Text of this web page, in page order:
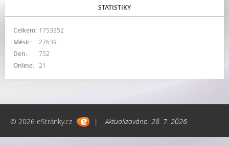
STATISTIKY
Online: 21
Celkem: 1753352
Měsíc:
27639
Den:
752
© 2026 eStránky.cz | Aktualizováno: 28. 7. 2026